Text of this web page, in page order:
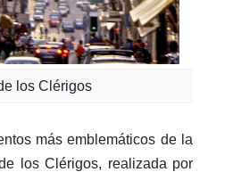
los Clérigos
más emblemáticos de la
los Clérigos, realizada por